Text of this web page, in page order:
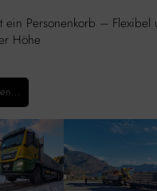
ein Personenkorb – Flexibel
Höhe